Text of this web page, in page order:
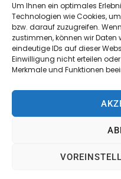
Um Ihnen ein optimales
Technologien wie Cookies,
bzw. darauf zuzugreifen.
zustimmen, können wir
eindeutige IDs auf dieser
Einwilligung nicht erteilen
Merkmale und Funktionen
Tel.: +49 (04141) 9288240
Mail:
© 2026